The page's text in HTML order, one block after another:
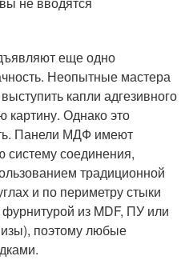
еще одно
Неопытные мастера
капли адгезивного
картину. Однако это
Панели МДФ имеют
систему соединения,
традиционной
и по периметру стыки
из MDF, ПУ или
поэтому любые